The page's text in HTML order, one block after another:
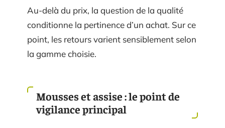
Au-delà du prix, la question de la qualité
conditionne la pertinence d’un achat. Sur ce
point, les retours varient sensiblement selon
la gamme choisie.
Mousses et assise : le point de
vigilance principal